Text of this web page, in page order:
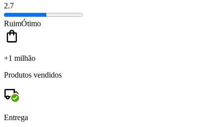
2.7
RuimÓtimo
+1 milhão
Produtos vendidos
Entrega